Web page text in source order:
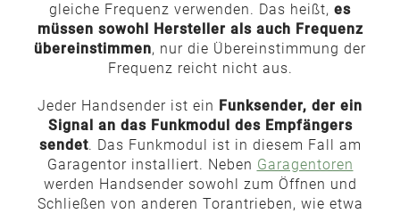
gleiche Frequenz verwenden. Das heißt, es
müssen sowohl Hersteller als auch Frequenz
übereinstimmen, nur die Übereinstimmung der
Frequenz reicht nicht aus.
Jeder Handsender ist ein Funksender, der ein
Signal an das Funkmodul des Empfängers
sendet. Das Funkmodul ist in diesem Fall am
Garagentor installiert. Neben Garagentoren
werden Handsender sowohl zum Öffnen und
Schließen von anderen Torantrieben, wie etwa